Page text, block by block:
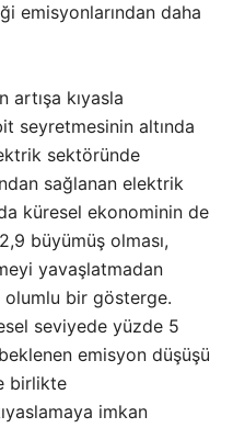
emisyonlarından daha
artışa kıyasla
seyretmesinin altında
sektöründe
sağlanan elektrik
küresel ekonominin de
büyümüş olması,
yavaşlatmadan
olumlu bir gösterge.
seviyede yüzde 5
emisyon düşüşü
birlikte
imkan